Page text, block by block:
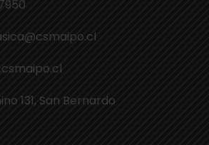
131, San Bernardo